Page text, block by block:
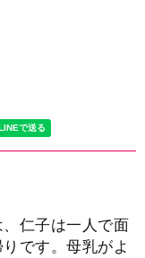
仁子は一人で面
です。母乳がよ